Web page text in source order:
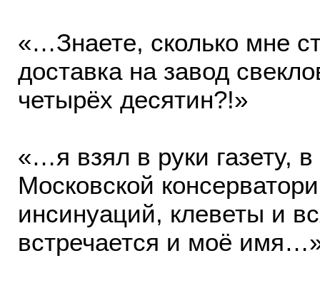
«…Знаете, сколько мне
доставка на завод
четырёх десятин?!»
«…я взял в руки газету,
Московской
инсинуаций, клеветы и
встречается и моё